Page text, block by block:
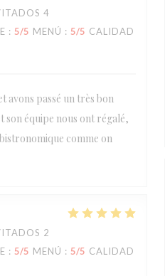
4
: 5/5 MENÚ : 5/5 CALIDAD
avons passé un très bon
son équipe nous ont régalé,
comme on
2
: 5/5 MENÚ : 5/5 CALIDAD